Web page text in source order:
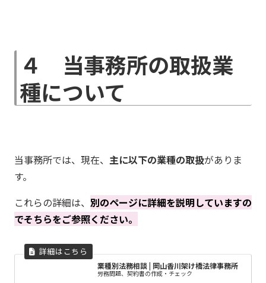
４ 当事務所の取扱業
種について
当事務所では、現在、 主に以下の業種の取扱がありま
す。
これらの詳細は、 別のページに詳細を説明していますの
でそちらをご参照ください。
業種別法務相談 | 岡山香川架け橋法律事務所
労務問題、契約書の作成・チェック